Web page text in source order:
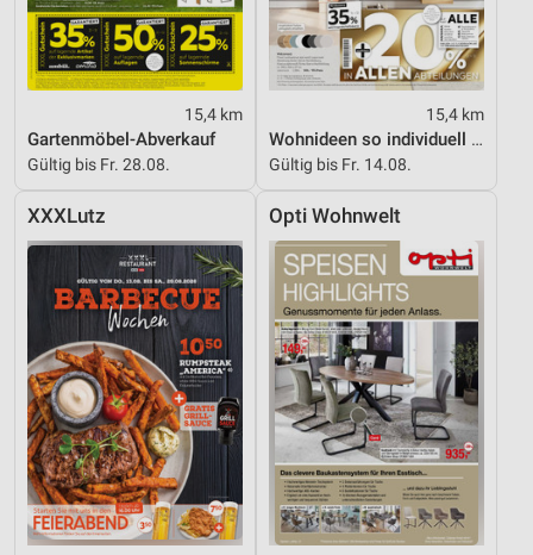
15,4 km
Gartenmöbel-Abverkauf
Gültig bis Fr. 28.08.
15,4 km
Wohnideen so individuell wie du!
Gültig bis Fr. 14.08.
XXXLutz Opti Wohnwelt